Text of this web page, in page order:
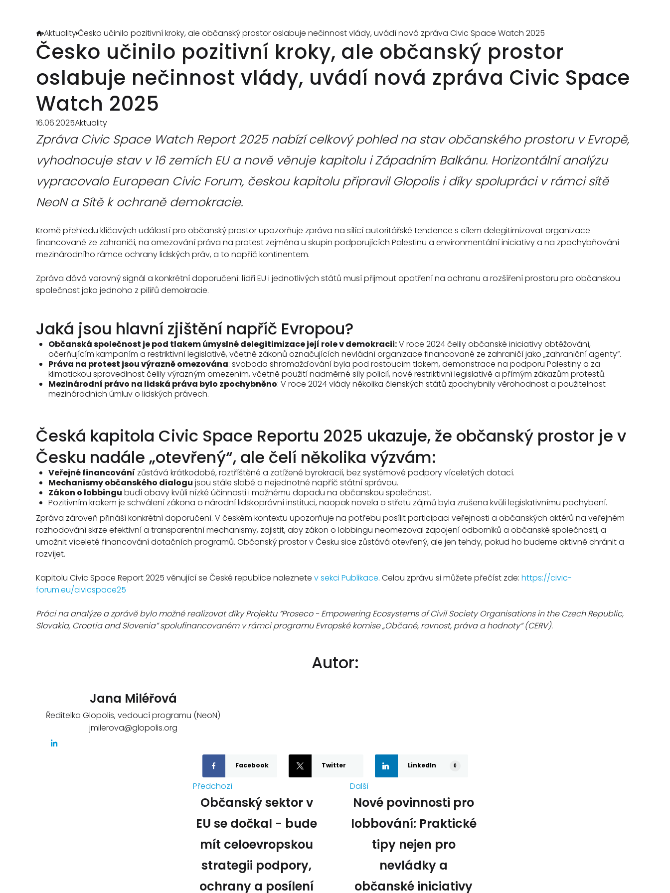
AktualityČesko učinilo pozitivní kroky, ale občanský prostor oslabuje nečinnost vlády, uvádí nová zpráva Civic Space Watch 2025
Česko učinilo pozitivní kroky, ale občanský prostor
oslabuje nečinnost vlády, uvádí nová zpráva Civic Space
Watch 2025
16.06.2025Aktuality
Zpráva Civic Space Watch Report 2025 nabízí celkový pohled na stav občanského prostoru v Evropě,
vyhodnocuje stav v 16 zemích EU a nově věnuje kapitolu i Západním Balkánu. Horizontální analýzu
vypracovalo European Civic Forum, českou kapitolu připravil Glopolis i díky spolupráci v rámci sítě
NeoN a Sítě k ochraně demokracie.
Kromě přehledu klíčových událostí pro občanský prostor upozorňuje zpráva na sílící autoritářské tendence s cílem delegitimizovat organizace
financované ze zahraničí, na omezování práva na protest zejména u skupin podporujících Palestinu a environmentální iniciativy a na zpochybňování
mezinárodního rámce ochrany lidských práv, a to napříč kontinentem.
Zpráva dává varovný signál a konkrétní doporučení: lídři EU i jednotlivých států musí přijmout opatření na ochranu a rozšíření prostoru pro občanskou
společnost jako jednoho z pilířů demokracie.
Jaká jsou hlavní zjištění napříč Evropou?
Občanská společnost je pod tlakem úmyslné delegitimizace její role v demokracii:V roce 2024 čelily občanské iniciativy obtěžování,
očerňujícím kampaním a restriktivní legislativě, včetně zákonů označujících nevládní organizace financované ze zahraničí jako „zahraniční agenty“.
Práva na protest jsou výrazně omezována: svoboda shromažďování byla pod rostoucím tlakem, demonstrace na podporu Palestiny a za
klimatickou spravedlnost čelily výrazným omezením, včetně použití nadměrné síly policií, nové restriktivní legislativě a přímým zákazům protestů.
Mezinárodní právo na lidská práva bylo zpochybněno: V roce 2024 vlády několika členských států zpochybnily věrohodnost a použitelnost
mezinárodních úmluv o lidských právech.
Česká kapitola Civic Space Reportu 2025 ukazuje, že občanský prostor je v
Česku nadále „otevřený“, ale čelí několika výzvám:
Veřejné financování zůstává krátkodobé, roztříštěné a zatížené byrokracií, bez systémové podpory víceletých dotací.
Mechanismy občanského dialogu jsou stále slabé a nejednotné napříč státní správou.
Zákon o lobbingu budí obavy kvůli nízké účinnosti i možnému dopadu na občanskou společnost.
Pozitivním krokem je schválení zákona o národní lidskoprávní instituci, naopak novela o střetu zájmů byla zrušena kvůli legislativnímu pochybení.
Zpráva zároveň přináší konkrétní doporučení. V českém kontextu upozorňuje na potřebu posílit participaci veřejnosti a občanských aktérů na veřejném
rozhodování skrze efektivní a transparentní mechanismy, zajistit, aby zákon o lobbingu neomezoval zapojení odborníků a občanské společnosti, a
umožnit víceleté financování dotačních programů. Občanský prostor v Česku sice zůstává otevřený, ale jen tehdy, pokud ho budeme aktivně chránit a
rozvíjet.
Kapitolu Civic Space Report 2025 věnující se České republice naleznete v sekci Publikace. Celou zprávu si můžete přečíst zde: https://civic-
forum.eu/civicspace25
Práci na analýze a zprávě bylo možné realizovat díky Projektu “Proseco - Empowering Ecosystems of Civil Society Organisations in the Czech Republic,
Slovakia, Croatia and Slovenia” spolufinancovaném v rámci programu Evropské komise „Občané, rovnost, práva a hodnoty“ (CERV).
Autor:
Jana Miléřová
Ředitelka Glopolis, vedoucí programu (NeoN)
jmilerova@glopolis.org
Facebook Twitter LinkedIn 0
Předchozí
Občanský sektor v
EU se dočkal - bude
mít celoevropskou
strategii podpory,
ochrany a posílení
Další
Nové povinnosti pro
lobbování: Praktické
tipy nejen pro
nevládky a
občanské iniciativy